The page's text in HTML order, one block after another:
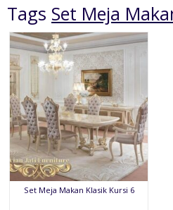
Tags Set Meja
Set Meja Makan Klasik Kursi 6